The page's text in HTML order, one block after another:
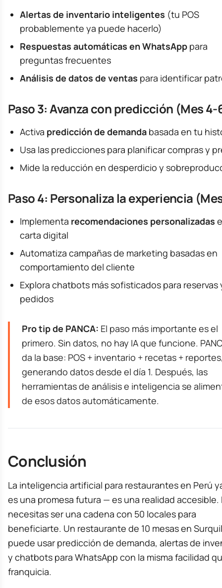
Alertas de inventario inteligentes (tu POS
probablemente ya puede hacerlo)
Respuestas automáticas en WhatsApp para
preguntas frecuentes
Análisis de datos de ventas para identificar
Paso 3: Avanza con predicción (Mes
Activa predicción de demanda basada en tu
Usa las predicciones para planificar compras y
Mide la reducción en desperdicio y
Paso 4: Personaliza la experiencia
Implementa recomendaciones personalizadas
carta digital
Automatiza campañas de marketing basadas en
comportamiento del cliente
Explora chatbots más sofisticados para reservas
pedidos
Pro tip de PANCA: El paso más importante es el
primero. Sin datos, no hay IA que funcione.
da la base: POS + inventario + recetas +
generando datos desde el día 1. Después, las
herramientas de análisis e inteligencia se
de esos datos automáticamente.
Conclusión
La inteligencia artificial para restaurantes en Perú
es una promesa futura — es una realidad accesible.
necesitas ser una cadena con 50 locales para
beneficiarte. Un restaurante de 10 mesas en
puede usar predicción de demanda, alertas de
y chatbots para WhatsApp con la misma facilidad
franquicia.